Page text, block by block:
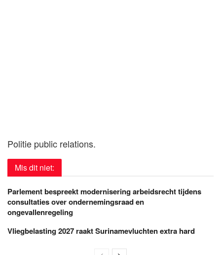
Politie public relations.
Mis dit niet:
Parlement bespreekt modernisering arbeidsrecht tijdens
consultaties over ondernemingsraad en
ongevallenregeling
Vliegbelasting 2027 raakt Surinamevluchten extra hard